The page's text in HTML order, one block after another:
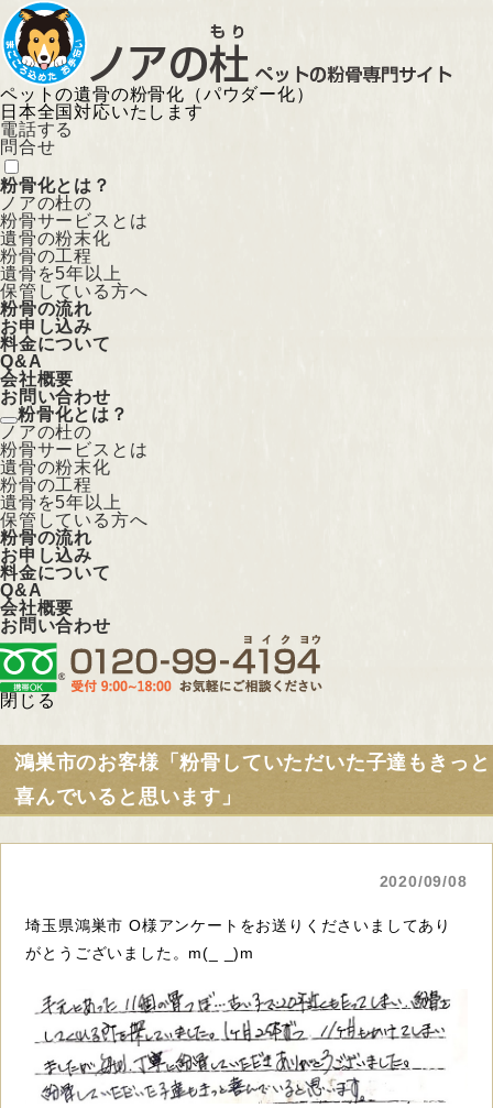
ペットの遺骨の粉骨化（パウダー化）
日本全国対応いたします
電話する
問合せ
粉骨化とは？
ノアの杜の
粉骨サービスとは
遺骨の粉末化
粉骨の工程
遺骨を5年以上
保管している方へ
粉骨の流れ
お申し込み
料金について
Q&A
会社概要
お問い合わせ
粉骨化とは？
ノアの杜の
粉骨サービスとは
遺骨の粉末化
粉骨の工程
遺骨を5年以上
保管している方へ
粉骨の流れ
お申し込み
料金について
Q&A
会社概要
お問い合わせ
閉じる
鴻巣市のお客様「粉骨していただいた子達もきっと
喜んでいると思います」
2020/09/08
埼玉県鴻巣市 O様アンケートをお送りくださいましてあり
がとうございました。m(_ _)m